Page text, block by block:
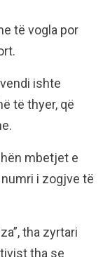
të vogla por
ishte
të thyer, që
mbetjet e
i zogjve të
tha zyrtari
tha se